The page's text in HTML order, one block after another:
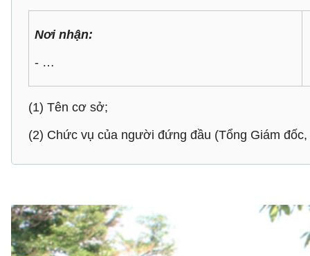
Nơi nhận:
- …
(1) Tên cơ sở;
(2) Chức vụ của người đứng đầu (Tổng Giám